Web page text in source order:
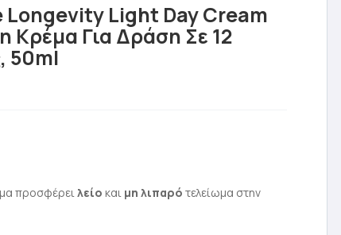
Longevity Light Day Cream
Κρέμα Για Δράση Σε 12
50ml
προσφέρειλείο και μη λιπαρότελείωμα στην